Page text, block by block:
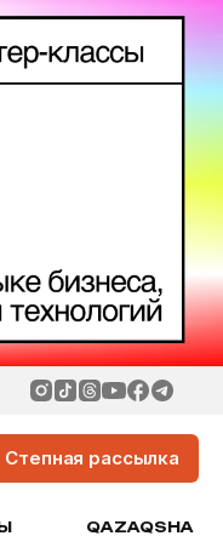
Степная рассылка
QAZAQSHA